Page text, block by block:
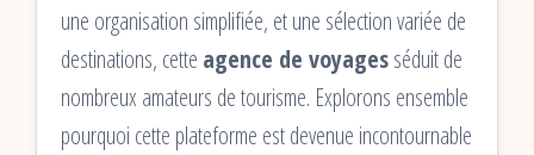
une organisation simplifiée, et une sélection variée de
destinations, cette agence de voyagesséduit de
nombreux amateurs de tourisme. Explorons ensemble
pourquoi cette plateforme est devenue incontournable